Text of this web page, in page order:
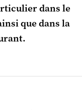
dans le
que dans la